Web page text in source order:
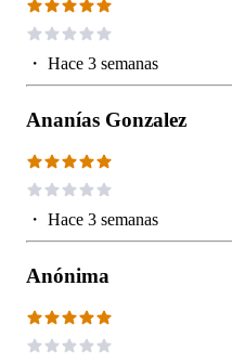
・ Hace 3 semanas
Ananías Gonzalez
・ Hace 3 semanas
Anónima